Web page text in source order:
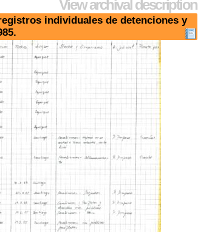
View archival description
individuales de detenciones y